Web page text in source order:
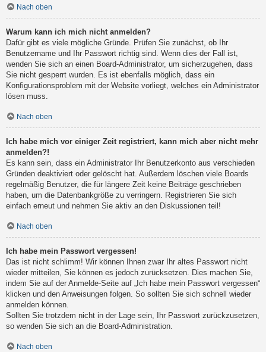
Nach oben
Warum kann ich mich nicht anmelden?
Dafür gibt es viele mögliche Gründe. Prüfen Sie zunächst, ob Ihr
Benutzername und Ihr Passwort richtig sind. Wenn dies der Fall ist,
wenden Sie sich an einen Board-Administrator, um sicherzugehen, dass
Sie nicht gesperrt wurden. Es ist ebenfalls möglich, dass ein
Konfigurationsproblem mit der Website vorliegt, welches ein Administrator
lösen muss.
Nach oben
Ich habe mich vor einiger Zeit registriert, kann mich aber nicht mehr
anmelden?!
Es kann sein, dass ein Administrator Ihr Benutzerkonto aus verschieden
Gründen deaktiviert oder gelöscht hat. Außerdem löschen viele Boards
regelmäßig Benutzer, die für längere Zeit keine Beiträge geschrieben
haben, um die Datenbankgröße zu verringern. Registrieren Sie sich
einfach erneut und nehmen Sie aktiv an den Diskussionen teil!
Nach oben
Ich habe mein Passwort vergessen!
Das ist nicht schlimm! Wir können Ihnen zwar Ihr altes Passwort nicht
wieder mitteilen, Sie können es jedoch zurücksetzen. Dies machen Sie,
indem Sie auf der Anmelde-Seite auf „Ich habe mein Passwort vergessen“
klicken und den Anweisungen folgen. So sollten Sie sich schnell wieder
anmelden können.
Sollten Sie trotzdem nicht in der Lage sein, Ihr Passwort zurückzusetzen,
so wenden Sie sich an die Board-Administration.
Nach oben